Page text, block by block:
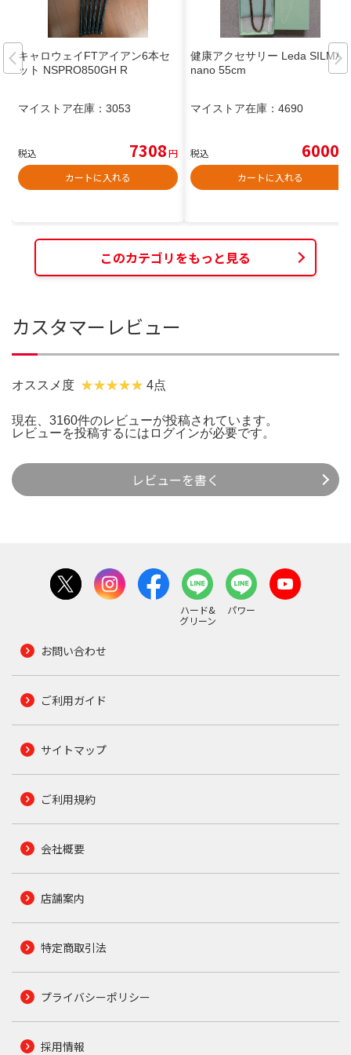
キャロウェイFTアイアン6本セ
ット NSPRO850GH R
マイストア在庫： 3053
税込 7308円
カートに入れる
健康アクセサリー Leda SILMA
nano 55cm
マイストア在庫： 4690
税込 6000
カートに入れる
このカテゴリをもっと見る
カスタマーレビュー
オススメ度 4点
現在、3160件のレビューが投稿されています。
レビューを投稿するには ログインが必要です。
レビューを書く
ハード&
グリーン
パワー
お問い合わせ
ご利用ガイド
サイトマップ
ご利用規約
会社概要
店舗案内
特定商取引法
プライバシーポリシー
採用情報